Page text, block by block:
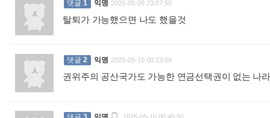
댓글 1 익명 2025-05-09 23:57:50
탈퇴가 가능했으면 나도 했을것
댓글 2 익명 2025-05-10 00:13:59
권위주의 공산국가도 가능한 연금선택권이 없는 나